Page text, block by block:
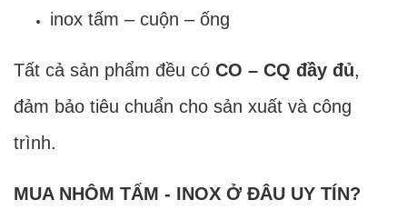
inox tấm – cuộn – ống
Tất cả sản phẩm đều có CO – CQ đầy đủ,
đảm bảo tiêu chuẩn cho sản xuất và công
trình.
MUA NHÔM TẤM - INOX Ở ĐÂU UY TÍN?